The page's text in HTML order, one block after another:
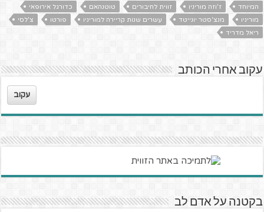
המיוחד
ז'וזה מוריניו זווית לחיבורים טוטנהאם
כדורגל אירופאי
מוריניו
מנצ'סטר יונייטד עשרים שנות קריירה למוריניו פורטו
צ'לסי
ריאל מדריד
עקוב אחרי הכותב
עקוב
בקטנה על אדם לב